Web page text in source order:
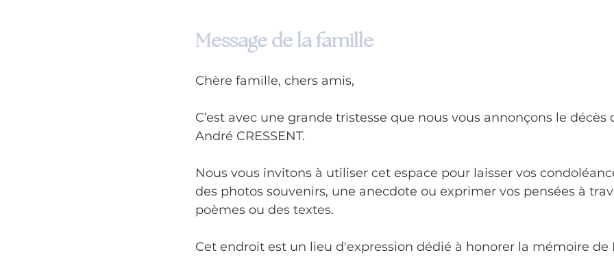
Message de la famille
Chère famille, chers amis,
C’est avec une grande tristesse que nous vous annonçons le décès
André CRESSENT.
Nous vous invitons à utiliser cet espace pour laisser vos
des photos souvenirs, une anecdote ou exprimer vos pensées à
poèmes ou des textes.
Cet endroit est un lieu d'expression dédié à honorer la mémoire de